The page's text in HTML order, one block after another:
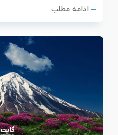
ادامه مطلب